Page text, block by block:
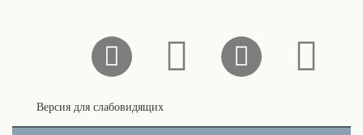
Версия для слабовидящих